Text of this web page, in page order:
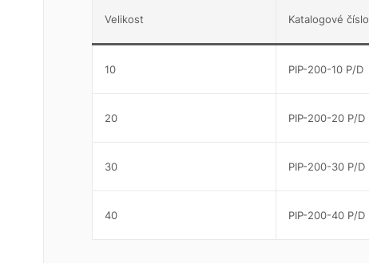
Velikost Katalogové číslo
10 PIP-200-10 P/D
20 PIP-200-20 P/D
30 PIP-200-30 P/D
40 PIP-200-40 P/D